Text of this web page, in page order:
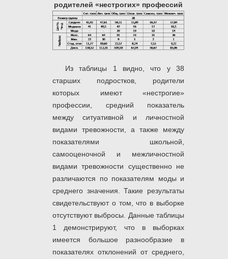
родителей «нестрогих» профессий
Из таблицы 1 видно, что у 38
старших подростков, родители
которых имеют «нестрогие»
профессии, средний показатель
между ситуативной и личностной
видами тревожности, а также между
показателями школьной,
самооценочной и межличностной
видами тревожности существенно не
различаются по показателям моды и
среднего значения. Такие результаты
свидетельствуют о том, что в выборке
отсутствуют выбросы. Данные таблицы
1 демонстрируют, что в выборках
имеется большое разнообразие в
показателях отклонений от среднего,